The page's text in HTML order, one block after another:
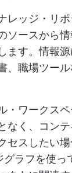
レッジ・リ
ソースから情
ます。情報
、職場ツー
・ワークス
なく、コン
セスしたい
ラフを使っ